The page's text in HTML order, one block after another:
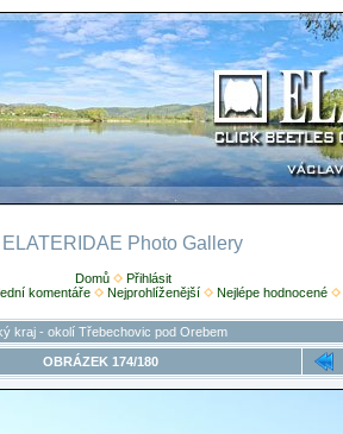
ELATERIDAE Photo Gallery
Domů
Přihlásit
komentáře Nejprohlíženější Nejlépe hodnocené
kraj - okolí Třebechovic pod Orebem
OBRÁZEK 174/180